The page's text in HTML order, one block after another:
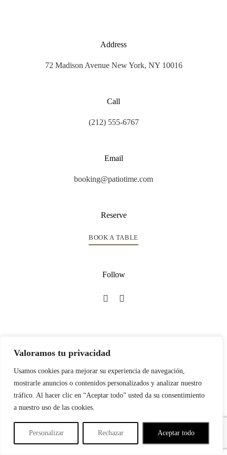
Valoramos tu privacidad
Usamos cookies para mejorar su experiencia de navegación,
mostrarle anuncios o contenidos personalizados y analizar nuestro
tráfico. Al hacer clic en “Aceptar todo” usted da su consentimiento
a nuestro uso de las cookies.
Personalizar Rechazar Aceptar todo
Address
72 Madison Avenue New York, NY 10016
Call
(212) 555-6767
Email
booking@patiotime.com
Reserve
BOOK A TABLE
Follow
©2022 PATIO.TIME STEAKHOUSE.